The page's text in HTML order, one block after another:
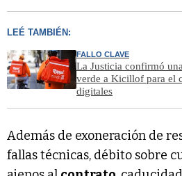
LEÉ TAMBIÉN:
FALLO CLAVE
La Justicia confirmó
verde a Kicillof para el
digitales
Además de exoneración de
fallas técnicas, débito sobre